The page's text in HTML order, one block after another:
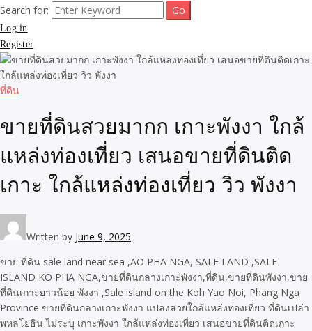
Search for:
Log in
Register
ที่ดิน
ขายที่ดินสวยมากก เกาะพังงา ใกล้
แหล่งท่องเที่ยว เสนอขายที่ดินติด
เกาะ ใกล้แหล่งท่องเที่ยว วิว พังงา
Written by June 9, 2025
ขาย ที่ดิน sale land near sea ,AO PHA NGA, SALE LAND ,SALE
ISLAND KO PHA NGA,ขายที่ดินกลางเกาะพังงา,ที่ดิน,ขายที่ดินพังงา,ขาย
ที่ดินเกาะยาวน้อย พังงา ,Sale island on the Koh Yao Noi, Phang Nga
Province ขายที่ดินกลางเกาะพังงา แปลงสวยใกล้แหล่งท่องเที่่ยว ที่ดินเปล่า
พหลโยธิน ไม่ระบุ เกาะพังงา ใกล้แหล่งท่องเที่ยว เสนอขายที่ดินติดเกาะ